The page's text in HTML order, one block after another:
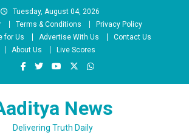
Tuesday, August 04, 2026
Terms & Conditions
Privacy Policy
for Us
Advertise With Us
Contact Us
About Us
Live Scores
News
Delivering Truth Daily